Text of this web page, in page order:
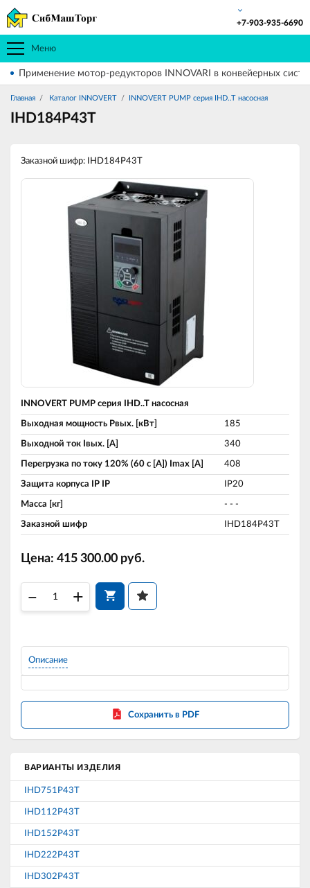
Меню
+7-903-935-6690
Применение мотор-редукторов INNOVARI в конвейерных
Главная Каталог INNOVERT INNOVERT PUMP серия IHD..T насосная
IHD184P43T
ВАРИАНТЫ ИЗДЕЛИЯ
IHD751P43T
IHD112P43T
IHD152P43T
IHD222P43T
IHD302P43T
Заказной шифр: IHD184P43T
INNOVERT PUMP серия IHD..T насосная
Выходная мощность Pвых. [кВт] 185
Выходной ток Iвых. [A] 340
Перегрузка по току 120% (60 c [A]) Imax [A] 408
Защита корпуса IP IP IP20
Масса [кг] - - -
Заказной шифр IHD184P43T
Цена: 415 300.00 руб.
– +
Описание
Сохранить в PDF